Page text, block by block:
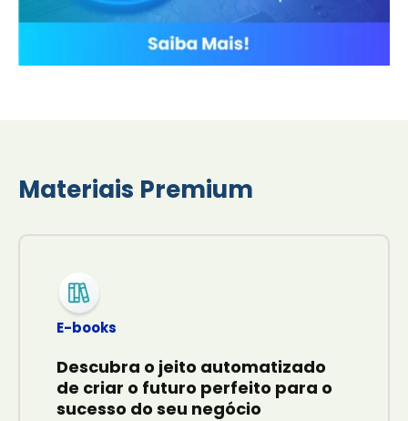
Materiais Premium
E-books
Descubra o jeito automatizado
de criar o futuro perfeito para o
sucesso do seu negócio